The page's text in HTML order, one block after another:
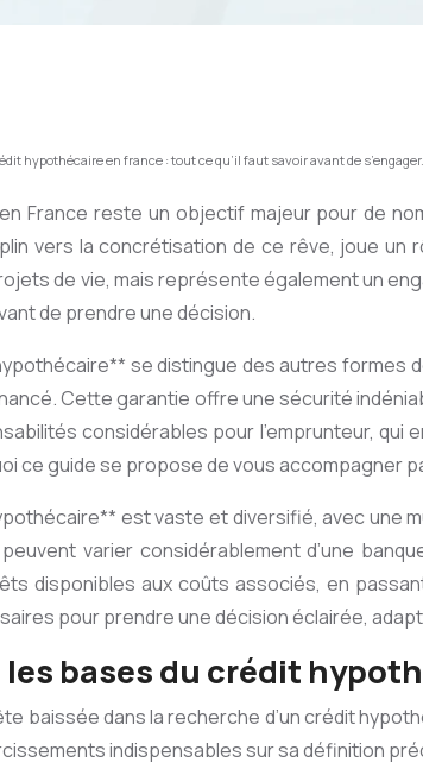
hypothécaire en france : tout ce qu’il faut savoir avant de s’engager.
France reste un objectif majeur pour de
vers la concrétisation de ce rêve, joue un
de vie, mais représente également un
de prendre une décision.
se distingue des autres formes
Cette garantie offre une sécurité
considérables pour l’emprunteur, qui
ce guide se propose de vous
est vaste et diversifié, avec une
varier considérablement d’une
disponibles aux coûts associés, en
pour prendre une décision éclairée,
bases du crédit
baissée dans la recherche d’un crédit
indispensables sur sa définition